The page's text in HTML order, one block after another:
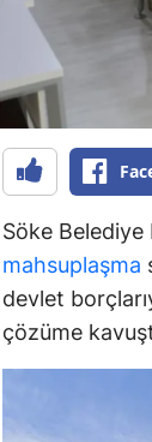
Söke Belediye
mahsuplaşma
devlet
çözüme